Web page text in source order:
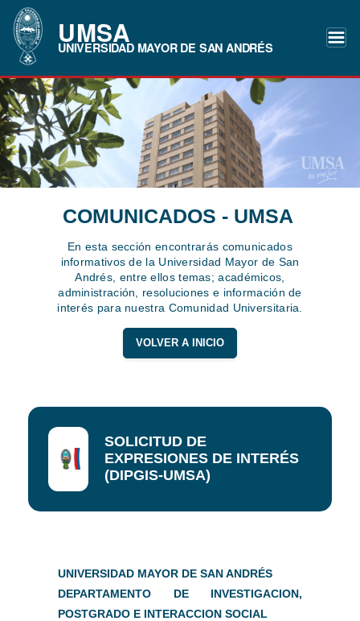
UMSA
UNIVERSIDAD MAYOR DE SAN ANDRÉS
COMUNICADOS - UMSA
En esta sección encontrarás comunicados
informativos de la Universidad Mayor de San
Andrés, entre ellos temas; académicos,
administración, resoluciones e información de
interés para nuestra Comunidad Universitaria.
VOLVER A INICIO
SOLICITUD DE
EXPRESIONES DE INTERÉS
(DIPGIS-UMSA)
UNIVERSIDAD MAYOR DE SAN ANDRÉS
DEPARTAMENTO DE INVESTIGACION,
POSTGRADO E INTERACCION SOCIAL